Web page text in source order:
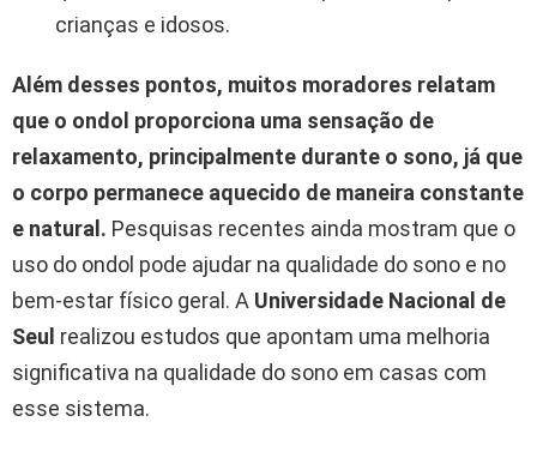
crianças e idosos.
Além desses pontos, muitos moradores relatam
que o ondol proporciona uma sensação de
relaxamento, principalmente durante o sono, já que
o corpo permanece aquecido de maneira constante
e natural. Pesquisas recentes ainda mostram que o
uso do ondol pode ajudar na qualidade do sono e no
bem-estar físico geral. A Universidade Nacional de
Seul realizou estudos que apontam uma melhoria
significativa na qualidade do sono em casas com
esse sistema.